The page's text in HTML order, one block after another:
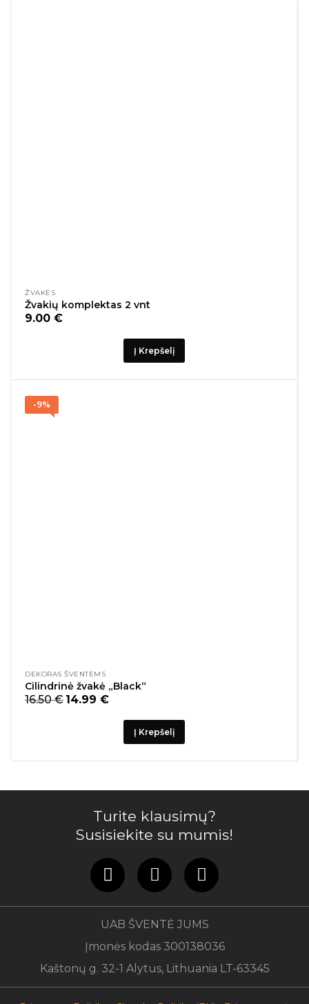
ŽVAKĖS
Žvakių komplektas 2 vnt
9.00 €
Į Krepšelį
-9%
DEKORAS ŠVENTĖMS
Cilindrinė žvakė „Black“
16.50€ 14.99 €
Į Krepšelį
Turite klausimų?
Susisiekite su mumis!
UAB ŠVENTĖ JUMS
Įmonės kodas 300138036
Kaštonų g. 32-1 Alytus, Lithuania LT-63345